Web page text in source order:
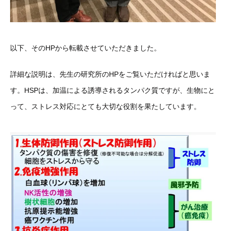
以下、そのHPから転載させていただきました。
詳細な説明は、先生の研究所のHPをご覧いただければと思いま
す。HSPは、加温による誘導されるタンパク質ですが、生物にと
って、ストレス対応にとても大切な役割を果たしています。